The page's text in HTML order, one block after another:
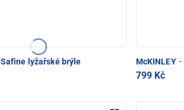
Safine lyžařské brýle McKINLEY ·
799 Kč